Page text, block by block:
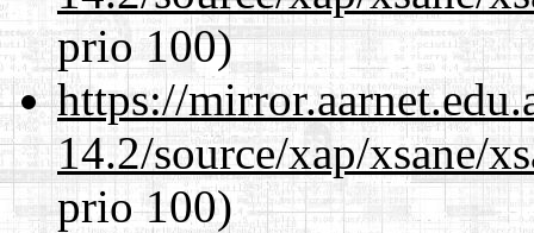
prio 100)
https://
14.2/source/xap/xsane/
prio 100)